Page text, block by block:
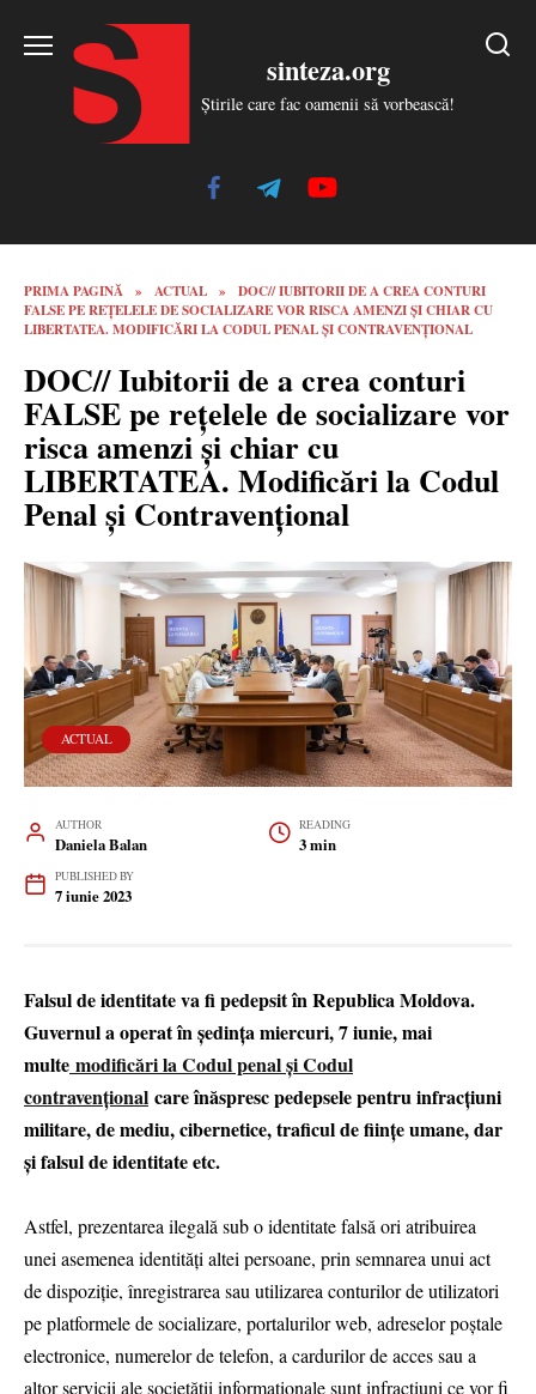
sinteza.org
Știrile care fac oamenii să vorbească!
PRIMA PAGINĂ » ACTUAL »
DOC// IUBITORII DE A CREA CONTURI
FALSE PE REȚELELE DE SOCIALIZARE VOR RISCA AMENZI ȘI CHIAR CU
LIBERTATEA. MODIFICĂRI LA CODUL PENAL ȘI CONTRAVENȚIONAL
DOC// Iubitorii de a crea conturi
FALSE pe rețelele de socializare vor
risca amenzi și chiar cu
LIBERTATEA. Modificări la Codul
Penal și Contravențional
ACTUAL
AUTHOR
Daniela Balan
READING
3 min
PUBLISHED BY
7 iunie 2023
Falsul de identitate va fi pedepsit în Republica Moldova.
Guvernul a operat în ședința miercuri, 7 iunie, mai
multe modificări la Codul penal și Codul
contravențional care înăspresc pedepsele pentru infracțiuni
militare, de mediu, cibernetice, traficul de ființe umane, dar
și falsul de identitate etc.
Astfel, prezentarea ilegală sub o identitate falsă ori atribuirea
unei asemenea identități altei persoane, prin semnarea unui act
de dispoziție, înregistrarea sau utilizarea conturilor de utilizatori
pe platformele de socializare, portalurilor web, adreselor poștale
electronice, numerelor de telefon, a cardurilor de acces sau a
altor servicii ale societății informaționale sunt infracțiuni ce vor fi